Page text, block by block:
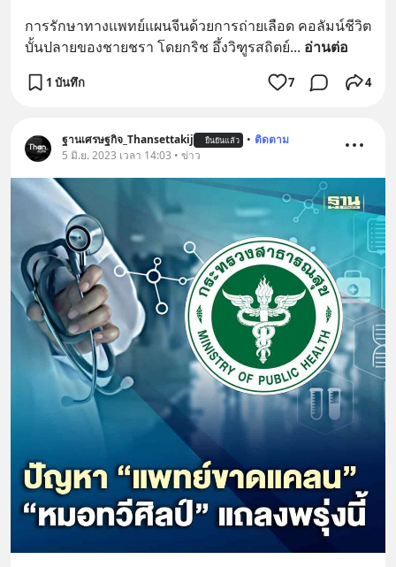
การรักษาทางแพทย์แผนจีนด้วยการถ่ายเลือด คอลัมน์ชีวิต
บั้นปลายของชายชรา โดยกริช อึ้งวิฑูรสถิตย์... อ่านต่อ
1 บันทึก 7 4
ฐานเศรษฐกิจ_Thansettakij ยืนยันแล้ว • ติดตาม
5 มิ.ย. 2023 เวลา 14:03 • ข่าว